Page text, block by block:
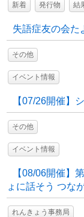
新着 発行物 結
失語症友の会た
その他
イベント情報
【07/26開催】
その他
イベント情報
【08/06開催】
ょに話そう つな
れんきょう事務局